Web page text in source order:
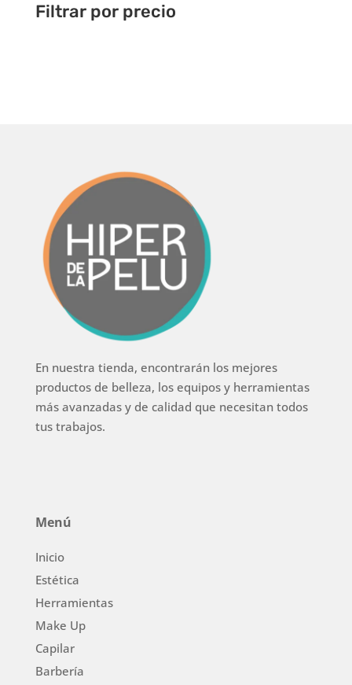
Filtrar por precio
En nuestra tienda, encontrarán los mejores
productos de belleza, los equipos y herramientas
más avanzadas y de calidad que necesitan todos
tus trabajos.
Menú
Inicio
Estética
Herramientas
Make Up
Capilar
Barbería